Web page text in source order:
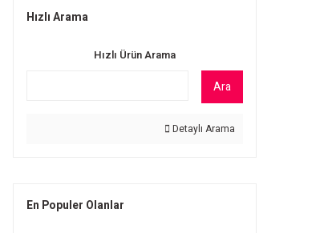
Hızlı Arama
Hızlı Ürün Arama
Ara
Detaylı Arama
En Populer Olanlar